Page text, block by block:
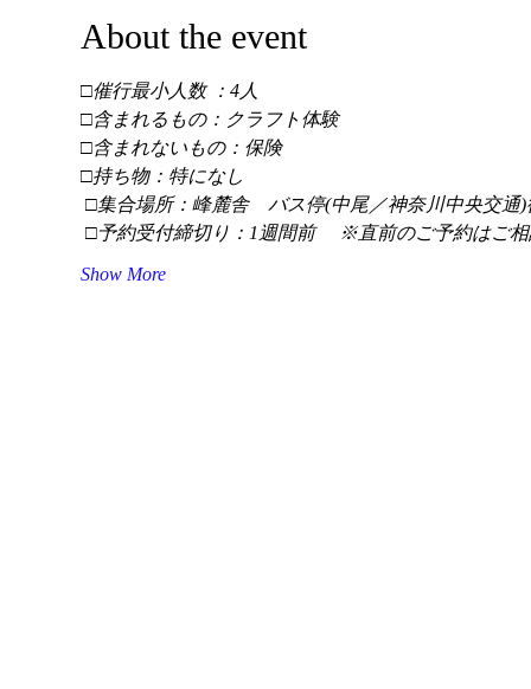
About the event
□催行最小人数 ：4人
□含まれるもの：クラフト体験
□含まれないもの：保険
□持ち物：特になし
□集合場所：峰麓舎　バス停(中尾／神奈川中央交通)
□予約受付締切り：1週間前 　※直前のご予約はご
Show More